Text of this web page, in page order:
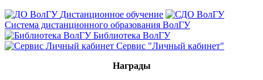
Дистанционное обучение
Система дистанционного образования ВолГУ
Библиотека ВолГУ
Сервис "Личный кабинет"
Награды